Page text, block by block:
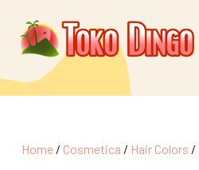
Home / Cosmetica / Hair Colors /